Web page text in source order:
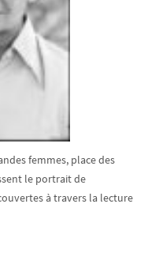
femmes, place des
le portrait de
à travers la lecture